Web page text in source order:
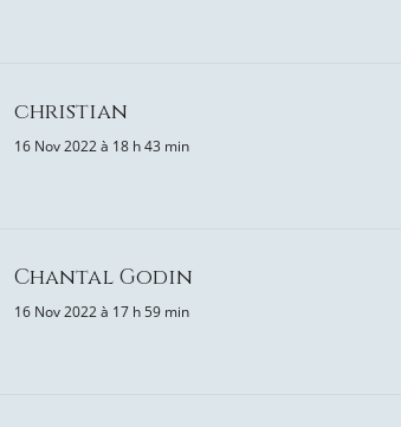
christian
16 Nov 2022 à 18 h 43 min
Chantal Godin
16 Nov 2022 à 17 h 59 min